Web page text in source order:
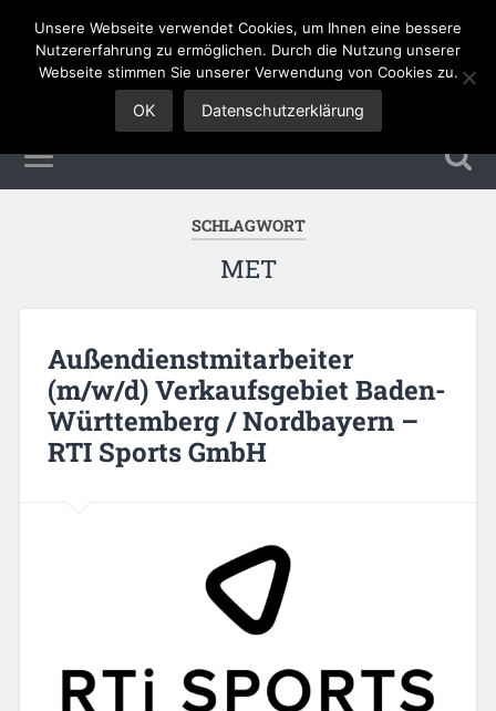
Sales Jobs
SCHLAGWORT
MET
Außendienstmitarbeiter
(m/w/d) Verkaufsgebiet Baden-
Württemberg / Nordbayern –
RTI Sports GmbH
Unsere Webseite verwendet Cookies, um Ihnen eine bessere
Nutzererfahrung zu ermöglichen. Durch die Nutzung unserer
Webseite stimmen Sie unserer Verwendung von Cookies zu.
OK Datenschutzerklärung